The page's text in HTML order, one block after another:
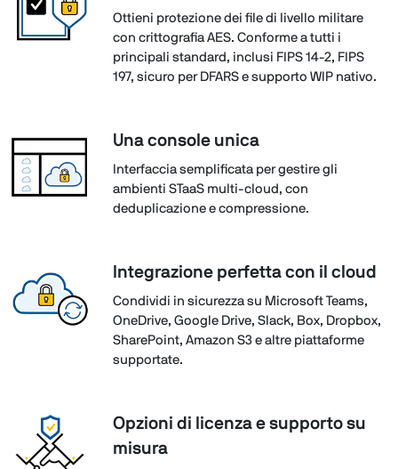
Ottieni protezione dei file di livello militare
con crittografia AES. Conforme a tutti i
principali standard, inclusi FIPS 14-2, FIPS
197, sicuro per DFARS e supporto WIP nativo.
Una console unica
Interfaccia semplificata per gestire gli
ambienti STaaS multi-cloud, con
deduplicazione e compressione.
Integrazione perfetta con il cloud
Condividi in sicurezza su Microsoft Teams,
OneDrive, Google Drive, Slack, Box, Dropbox,
SharePoint, Amazon S3 e altre piattaforme
supportate.
Opzioni di licenza e supporto su
misura